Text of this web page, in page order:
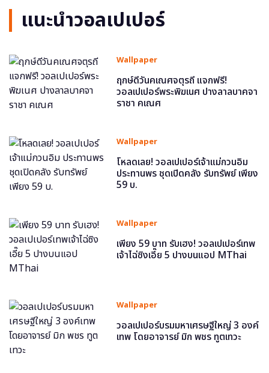
แนะนำวอลเปเปอร์
Wallpaper
ฤกษ์ดีวันคเณศจตุรถี แจกฟรี!
วอลเปเปอร์พระพิฆเนศ ปางลาลบาคจา
ราชา คเณศ
Wallpaper
โหลดเลย! วอลเปเปอร์เจ้าแม่กวนอิม
ประทานพร ชุดเปิดคลัง รับทรัพย์ เพียง
59 บ.
Wallpaper
เพียง 59 บาท รับเฮง! วอลเปเปอร์เทพ
เจ้าไฉ่ซิงเอี๊ย 5 ปางบนแอป MThai
Wallpaper
วอลเปเปอร์บรมมหาเศรษฐีใหญ่ 3 องค์
เทพ โดยอาจารย์ มิก พชร ทูตเทวะ